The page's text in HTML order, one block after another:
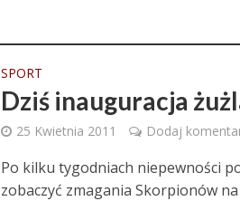
SPORT
Dziś inauguracja
25 Kwietnia 2011 Dodaj
Po kilku tygodniach niepewności
zobaczyć zmagania Skorpionów